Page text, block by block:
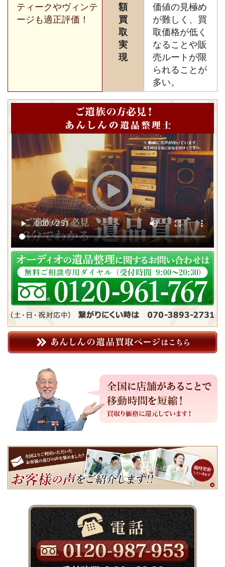
ティークやヴィンテ
ージも適正評価！
額
買
取
実
現
価値の見極め
が難しく、買
取価格が低く
なることや販
売ルートが限
られることが
多い。